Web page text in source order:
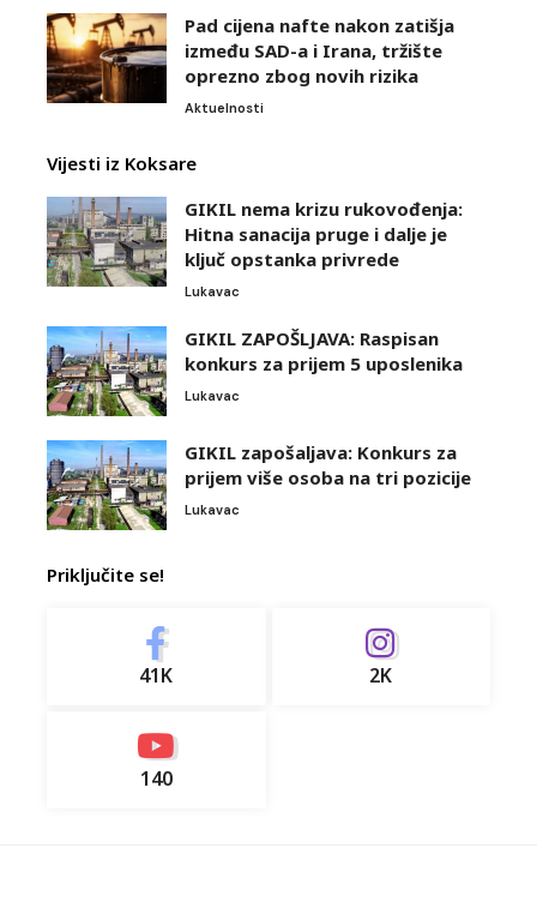
Pad cijena nafte nakon zatišja
između SAD-a i Irana, tržište
oprezno zbog novih rizika
Aktuelnosti
Vijesti iz Koksare
GIKIL nema krizu rukovođenja:
Hitna sanacija pruge i dalje je
ključ opstanka privrede
Lukavac
GIKIL ZAPOŠLJAVA: Raspisan
konkurs za prijem 5 uposlenika
Lukavac
GIKIL zapošaljava: Konkurs za
prijem više osoba na tri pozicije
Lukavac
Priključite se!
41K 2K
140